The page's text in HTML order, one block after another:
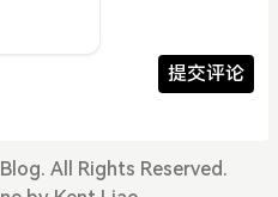
提交评论
All Rights Reserved.